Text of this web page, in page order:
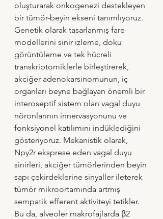
oluşturarak onkogenezi destekleyen
bir tümör-beyin ekseni tanımlıyoruz.
Genetik olarak tasarlanmış fare
modellerini sinir izleme, doku
görüntüleme ve tek hücreli
transkriptomiklerle birleştirerek,
akciğer adenokarsinomunun, iç
organları beyne bağlayan önemli bir
interoseptif sistem olan vagal duyu
nöronlarının innervasyonunu ve
fonksiyonel katılımını indüklediğini
gösteriyoruz. Mekanistik olarak,
Npy2r eksprese eden vagal duyu
sinirleri, akciğer tümörlerinden beyin
sapı çekirdeklerine sinyaller ileterek
tümör mikroortamında artmış
sempatik efferent aktiviteyi tetikler.
Bu da, alveoler makrofajlarda β2